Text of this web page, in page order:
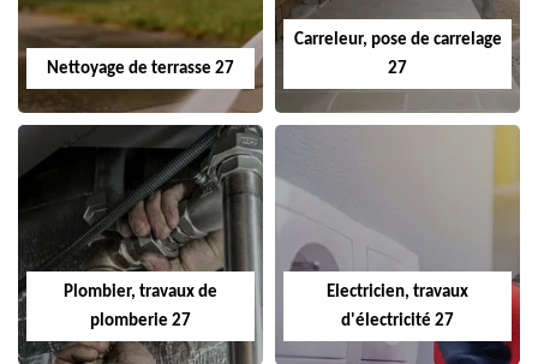
Nettoyage de terrasse 27
Carreleur, pose de carrelage
27
Plombier, travaux de
plomberie 27
Electricien, travaux
d'électricité 27